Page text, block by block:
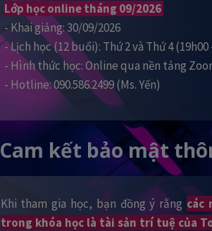
Lớp học online tháng 09/2026
- Khai giảng: 30/09/2026
- Lịch học (12 buổi): Thứ 2 và Thứ 4 (19h00
- Hình thức học: Online qua nền tảng
- Hotline: 090.586.2499 (Ms. Yến)
Khi tham gia học, bạn đồng ý rằng các
trong khóa học là tài sản trí tuệ của
Cam kết bảo mật